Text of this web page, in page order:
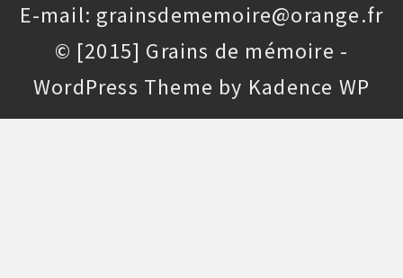
E-mail: grainsdememoire@orange.fr
© [2015] Grains de mémoire -
WordPress Theme by Kadence WP